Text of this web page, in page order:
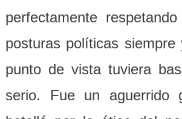
perfectamente
posturas políticas siempre
punto de vista tuviera
serio. Fue un aguerrido